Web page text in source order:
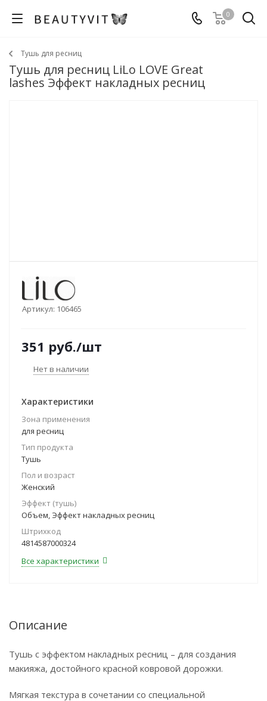
0
Тушь для ресниц
Тушь для ресниц LiLo LOVE Great
lashes Эффект накладных ресниц
Артикул: 106465
351 руб./шт
Нет в наличии
Характеристики
Зона применения
для ресниц
Тип продукта
Тушь
Пол и возраст
Женский
Эффект (тушь)
Объем, Эффект накладных ресниц
Штрихкод
4814587000324
Все характеристики
Описание
Тушь с эффектом накладных ресниц – для создания
макияжа, достойного красной ковровой дорожки.
Мягкая текстура в сочетании со специальной